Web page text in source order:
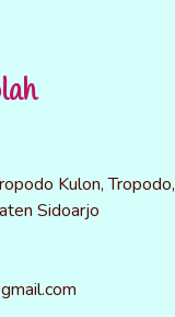
Kulon,
Sidoarjo